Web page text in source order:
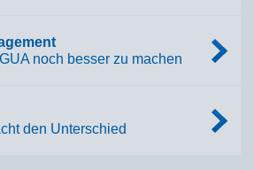
noch besser zu machen
den Unterschied